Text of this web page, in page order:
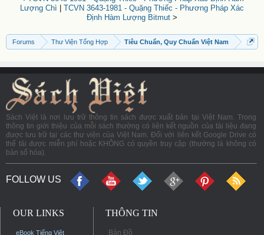
Lượng Chì | TCVN 3643-1981 - Quặng Thiếc - Phương Pháp Xác
Định Hàm Lượng Bitmut >
Forums Thư Viện Tổng Hợp Tiêu Chuẩn, Quy Chuẩn Việt Nam
Sách Việt là nơi lưu trữ thông tin sách được xuất bản tại Việt Nam. Trong
thông tin giới thiệu của mỗi sách thường có liên kết nguồn của tài liệu đang
được lưu trữ tại các thư viện của Việt Nam. Đối với liên kết Google Drive có
thể tải được miễn phí hoặc KHÔNG có quyền truy cập (thường là không có
bản số hóa).
FOLLOW US
OUR LINKS
eBook Tiếng Việt
THÔNG TIN
Bản Đồ